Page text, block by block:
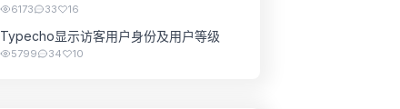
6173 33 16
Typecho显示访客用户身份及用户等级
5799 34 10